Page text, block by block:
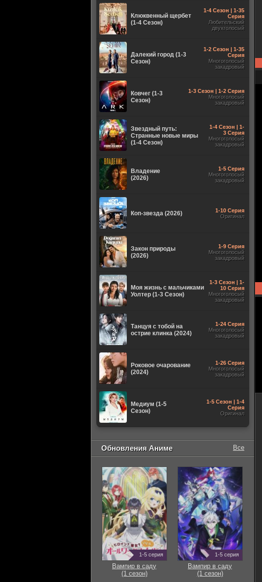
Клюквенный щербет
(1-4 Сезон)
1-4 Сезон | 1-35
Серия
Любительский
двухголосый
Далекий город (1-3
Сезон)
1-2 Сезон | 1-35
Серия
Многоголосый
закадровый
Ковчег (1-3
Сезон)
1-3 Сезон | 1-2 Серия
Многоголосый
закадровый
Звездный путь:
Странные новые миры
(1-4 Сезон)
1-4 Сезон | 1-
3 Серия
Многоголосый
закадровый
Владение
(2026)
1-5 Серия
Многоголосый
закадровый
Коп-звезда (2026)
1-10 Серия
Оригинал
Закон природы
(2026)
1-9 Серия
Многоголосый
закадровый
Моя жизнь с мальчиками
Уолтер (1-3 Сезон)
1-3 Сезон | 1-
10 Серия
Многоголосый
закадровый
Танцуя с тобой на
острие клинка (2024)
1-24 Серия
Многоголосый
закадровый
Роковое очарование
(2024)
1-26 Серия
Многоголосый
закадровый
Медиум (1-5
Сезон)
1-5 Сезон | 1-4
Серия
Оригинал
Обновления Аниме Все
1-5 серия
Вампир в саду
(1 сезон)
1-5 серия
Вампир в саду
(1 сезон)